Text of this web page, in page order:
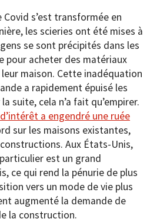
Covid s’est transformée en
les scieries ont été mises à
se sont précipités dans les
pour acheter des matériaux
maison. Cette inadéquation
a rapidement épuisé les
suite, cela n’a fait qu’empirer.
a engendré une ruée
sur les maisons existantes,
Aux États-Unis,
est un grand
ce qui rend la pénurie de plus
vers un mode de vie plus
augmenté la demande de
la construction.